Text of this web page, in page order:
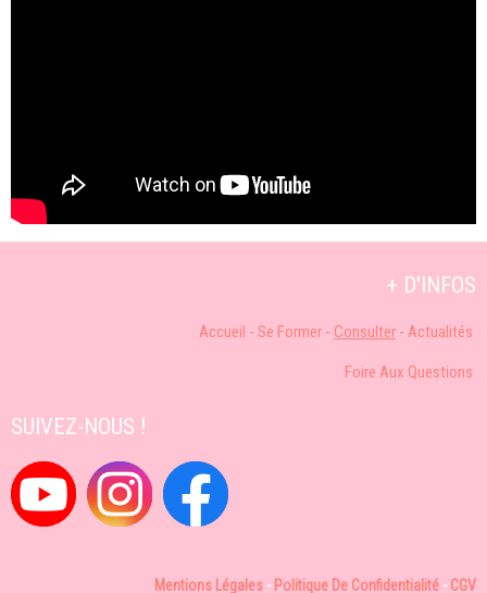
+ D'INFOS
Accueil - Se Former - Consulter - Actualités
Foire Aux Questions
SUIVEZ-NOUS !
Mentions Légales - Politique De Confidentialité - CGV